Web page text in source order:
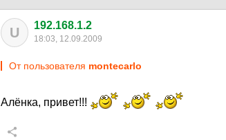
U 192.168.1.2
18:03, 12.09.2009
От пользователя montecarlo
Алёнка, привет!!!